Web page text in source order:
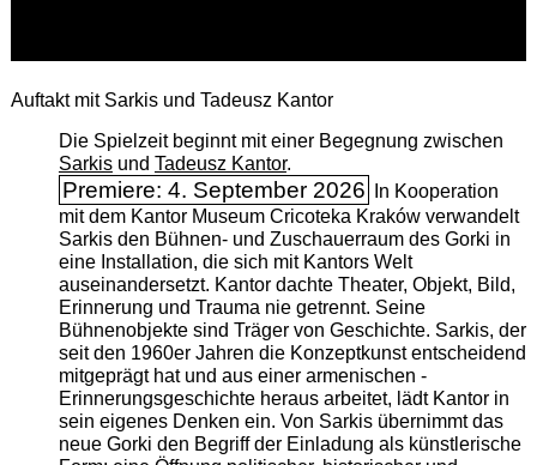
Auftakt mit Sarkis und Tadeusz Kantor
Die Spielzeit beginnt mit einer Begegnung zwischen
Sarkisund Tadeusz Kantor.
Premiere: 4. September 2026
In Kooperation
mit dem Kantor Museum Cricoteka Kraków verwandelt
Sarkis den Bühnen- und Zuschauerraum des Gorki in
eine Installation, die sich mit Kantors Welt
auseinandersetzt. Kantor dachte Theater, Objekt, Bild,
Erinnerung und Trauma nie getrennt. Seine
Bühnenobjekte sind Träger von Geschichte. Sarkis, der
seit den 1960er Jahren die Konzeptkunst entscheidend
mitgeprägt hat und aus einer armenischen ­
Erinnerungsgeschichte heraus arbeitet, lädt Kantor in
sein eigenes Denken ein. Von Sarkis übernimmt das
neue Gorki den Begriff der Einladung als künstlerische